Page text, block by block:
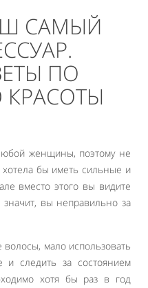
САМЫЙ
ПО
женщины, поэтому не
хотела бы иметь сильные и
вместо этого вы видите
вы неправильно за
мало использовать
следить за состоянием
хотя бы раз в год